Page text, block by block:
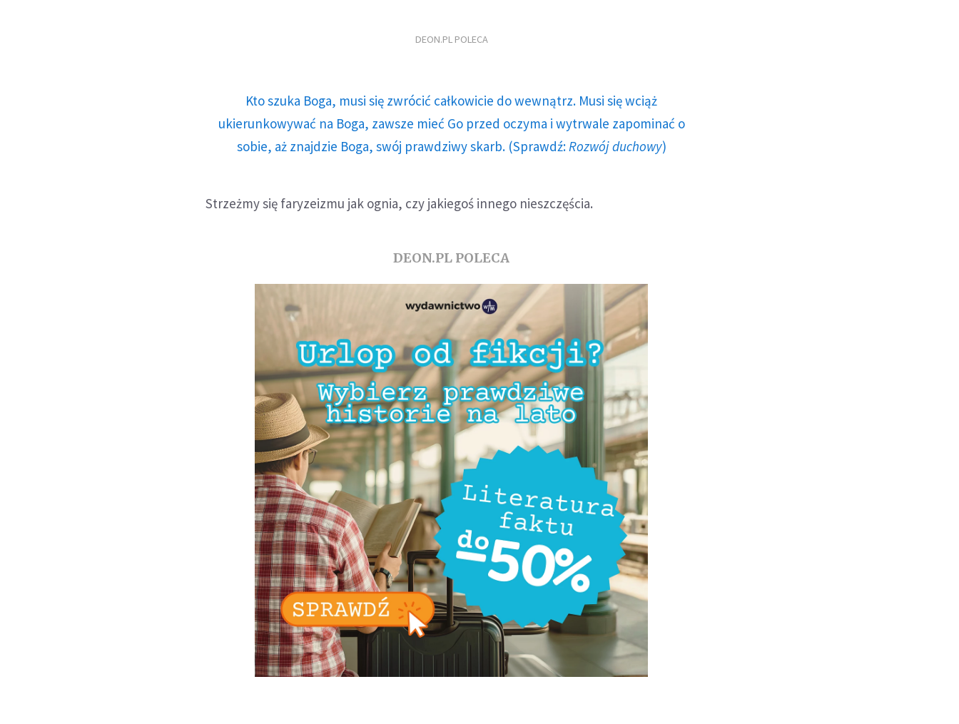
DEON.PL POLECA
Kto szuka Boga, musi się zwrócić całkowicie do wewnątrz. Musi się wciąż
ukierunkowywać na Boga, zawsze mieć Go przed oczyma i wytrwale zapominać o
sobie, aż znajdzie Boga, swój prawdziwy skarb. (Sprawdź: Rozwój duchowy)
Strzeżmy się faryzeizmu jak ognia, czy jakiegoś innego nieszczęścia.
DEON.PL POLECA